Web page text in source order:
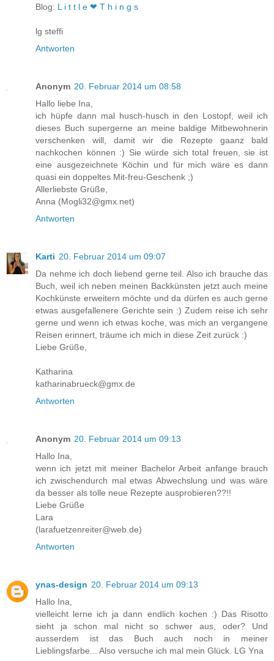
Blog: L i t t l e ❤ T h i n g s
lg steffi
Antworten
Anonym 20. Februar 2014 um 08:58
Hallo liebe Ina,
ich hüpfe dann mal husch-husch in den Lostopf, weil ich
dieses Buch supergerne an meine baldige Mitbewohnerin
verschenken will, damit wir die Rezepte gaanz bald
nachkochen können :) Sie würde sich total freuen, sie ist
eine ausgezeichnete Köchin und für mich wäre es dann
quasi ein doppeltes Mit-freu-Geschenk ;)
Allerliebste Grüße,
Anna (Mogli32@gmx.net)
Antworten
Karti 20. Februar 2014 um 09:07
Da nehme ich doch liebend gerne teil. Also ich brauche das
Buch, weil ich neben meinen Backkünsten jetzt auch meine
Kochkünste erweitern möchte und da dürfen es auch gerne
etwas ausgefallenere Gerichte sein :) Zudem reise ich sehr
gerne und wenn ich etwas koche, was mich an vergangene
Reisen erinnert, träume ich mich in diese Zeit zurück :)
Liebe Grüße,
Katharina
katharinabrueck@gmx.de
Antworten
Anonym 20. Februar 2014 um 09:13
Hallo Ina,
wenn ich jetzt mit meiner Bachelor Arbeit anfange brauch
ich zwischendurch mal etwas Abwechslung und was wäre
da besser als tolle neue Rezepte ausprobieren??!!
Liebe Grüße
Lara
(larafuetzenreiter@web.de)
Antworten
ynas-design 20. Februar 2014 um 09:13
Hallo Ina,
vielleicht lerne ich ja dann endlich kochen :) Das Risotto
sieht ja schon mal nicht so schwer aus, oder? Und
ausserdem ist das Buch auch noch in meiner
Lieblingsfarbe... Also versuche ich mal mein Glück. LG Yna